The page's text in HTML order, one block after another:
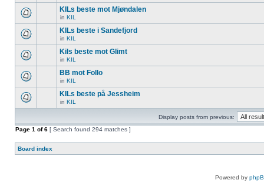
KILs beste mot Mjøndalen
in KIL
KILs beste i Sandefjord
in KIL
Kils beste mot Glimt
in KIL
BB mot Follo
in KIL
KILs beste på Jessheim
in KIL
Display posts from previous:
Page 1 of6 [ Search found 294 matches ]
Board index
Powered by